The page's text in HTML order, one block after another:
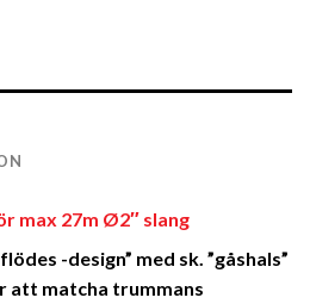
max 27m Ø2″ slang
-design” med sk. ”gåshals”
att matcha trummans